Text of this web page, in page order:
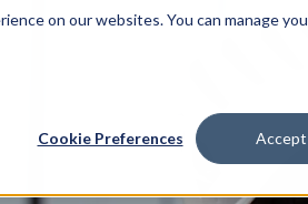
on our websites. You can manage
Cookie Preferences Accept